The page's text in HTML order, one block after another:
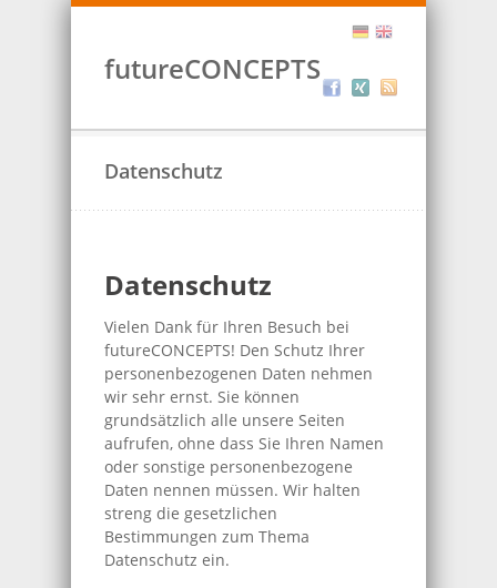
futureCONCEPTS
Datenschutz
Datenschutz
Vielen Dank für Ihren Besuch bei
futureCONCEPTS! Den Schutz Ihrer
personenbezogenen Daten nehmen
wir sehr ernst. Sie können
grundsätzlich alle unsere Seiten
aufrufen, ohne dass Sie Ihren Namen
oder sonstige personenbezogene
Daten nennen müssen. Wir halten
streng die gesetzlichen
Bestimmungen zum Thema
Datenschutz ein.